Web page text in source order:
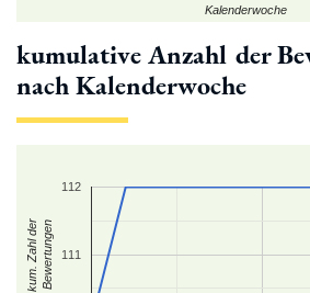
Kalenderwoche
kumulative Anzahl der
nach Kalenderwoche
111
112
kum. Zahl derBewertungen